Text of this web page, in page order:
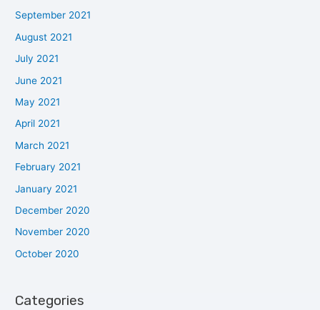
September 2021
August 2021
July 2021
June 2021
May 2021
April 2021
March 2021
February 2021
January 2021
December 2020
November 2020
October 2020
Categories